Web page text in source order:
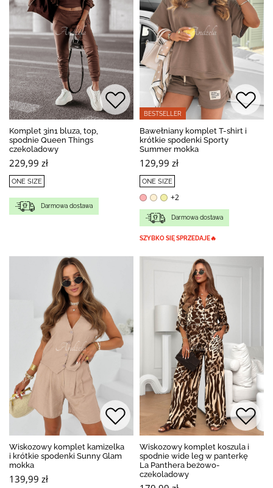
Komplet 3in1 bluza, top,
spodnie Queen Things
czekoladowy
229,99 zł
ONE SIZE
Darmowa dostawa
BESTSELLER
Bawełniany komplet T-shirt i
krótkie spodenki Sporty
Summer mokka
129,99 zł
ONE SIZE
+2
Darmowa dostawa
SZYBKO SIĘ SPRZEDAJE🔥
Wiskozowy komplet kamizelka
i krótkie spodenki Sunny Glam
mokka
139,99 zł
Wiskozowy komplet koszula i
spodnie wide leg w panterkę
La Panthera beżowo-
czekoladowy